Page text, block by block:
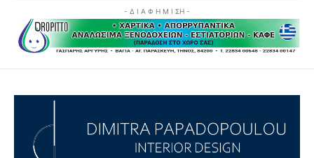
- Δ Ι Α Φ Η Μ Ι ΣΗ -